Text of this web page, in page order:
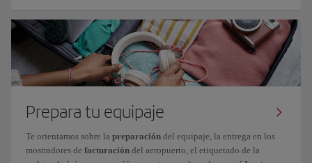
Prepara tu equipaje
Te orientamos sobre la preparación del equipaje, la entrega en los
mostradores de facturación del aeropuerto, el etiquetado de la